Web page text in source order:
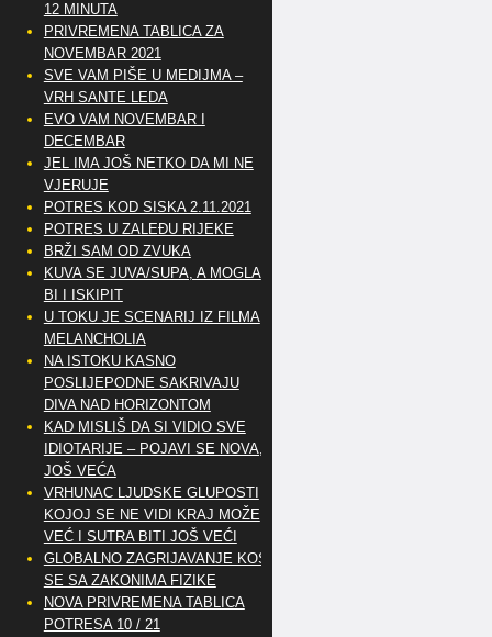
12 MINUTA
PRIVREMENA TABLICA ZA
NOVEMBAR 2021
SVE VAM PIŠE U MEDIJMA –
VRH SANTE LEDA
EVO VAM NOVEMBAR I
DECEMBAR
JEL IMA JOŠ NETKO DA MI NE
VJERUJE
POTRES KOD SISKA 2.11.2021
POTRES U ZALEĐU RIJEKE
BRŽI SAM OD ZVUKA
KUVA SE JUVA/SUPA, A MOGLA
BI I ISKIPIT
U TOKU JE SCENARIJ IZ FILMA
MELANCHOLIA
NA ISTOKU KASNO
POSLIJEPODNE SAKRIVAJU
DIVA NAD HORIZONTOM
KAD MISLIŠ DA SI VIDIO SVE
IDIOTARIJE – POJAVI SE NOVA,..
JOŠ VEĆA
VRHUNAC LJUDSKE GLUPOSTI
KOJOJ SE NE VIDI KRAJ MOŽE
VEĆ I SUTRA BITI JOŠ VEĆI
GLOBALNO ZAGRIJAVANJE KOSI
SE SA ZAKONIMA FIZIKE
NOVA PRIVREMENA TABLICA
POTRESA 10 / 21